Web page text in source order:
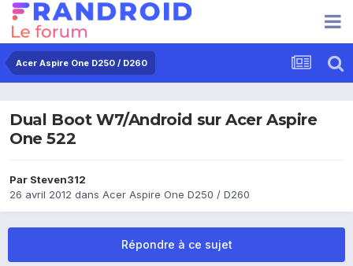
Acer Aspire One D250 / D260
Dual Boot W7/Android sur Acer Aspire
One 522
Par Steven312
26 avril 2012 dans Acer Aspire One D250 / D260
Répondre à ce sujet